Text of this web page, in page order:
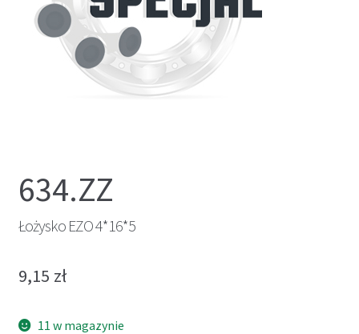
634.ZZ
Łożysko EZO 4*16*5
9,15 zł
11 w magazynie